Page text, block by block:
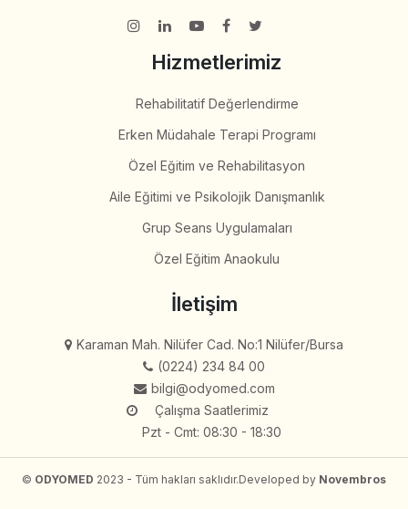
Hizmetlerimiz
Rehabilitatif Değerlendirme
Erken Müdahale Terapi Programı
Özel Eğitim ve Rehabilitasyon
Aile Eğitimi ve Psikolojik Danışmanlık
Grup Seans Uygulamaları
Özel Eğitim Anaokulu
İletişim
Karaman Mah. Nilüfer Cad. No:1 Nilüfer/Bursa
(0224) 234 84 00
bilgi@odyomed.com
Çalışma Saatlerimiz
Pzt - Cmt: 08:30 - 18:30
© ODYOMED 2023 - Tüm hakları saklıdır.Developed by Novembros